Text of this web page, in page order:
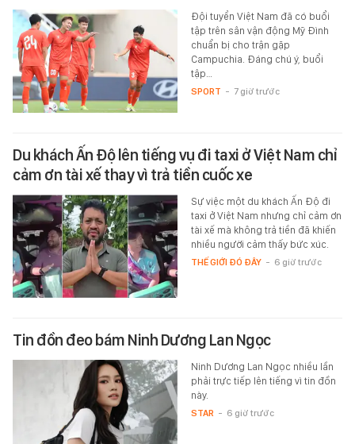
Đội tuyển Việt Nam đã có buổi
tập trên sân vận động Mỹ Đình
chuẩn bị cho trận gặp
Campuchia. Đáng chú ý, buổi
tập…
SPORT - 7 giờ trước
Du khách Ấn Độ lên tiếng vụ đi taxi ở Việt Nam chỉ
cảm ơn tài xế thay vì trả tiền cuốc xe
Sự việc một du khách Ấn Độ đi
taxi ở Việt Nam nhưng chỉ cảm ơn
tài xế mà không trả tiền đã khiến
nhiều người cảm thấy bức xúc.
THẾ GIỚI ĐÓ ĐÂY - 6 giờ trước
Tin đồn đeo bám Ninh Dương Lan Ngọc
Ninh Dương Lan Ngọc nhiều lần
phải trực tiếp lên tiếng vì tin đồn
này.
STAR - 6 giờ trước